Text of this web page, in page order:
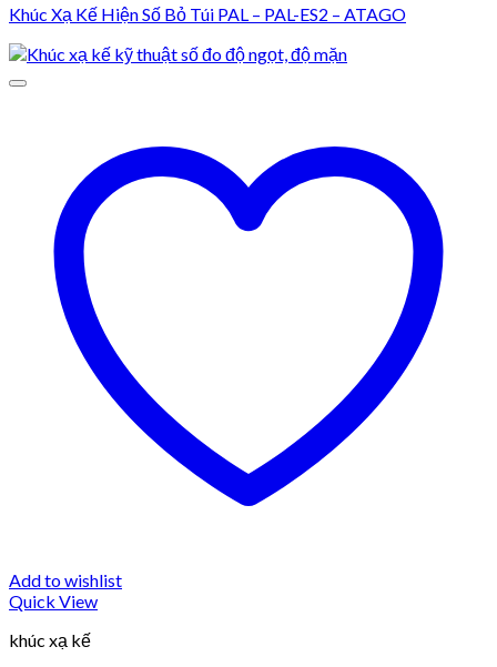
Khúc Xạ Kế Hiện Số Bỏ Túi PAL – PAL-ES2 – ATAGO
Add to wishlist
Quick View
khúc xạ kế